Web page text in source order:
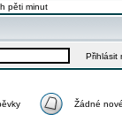
pěti minut
Přihlásit
Žádné